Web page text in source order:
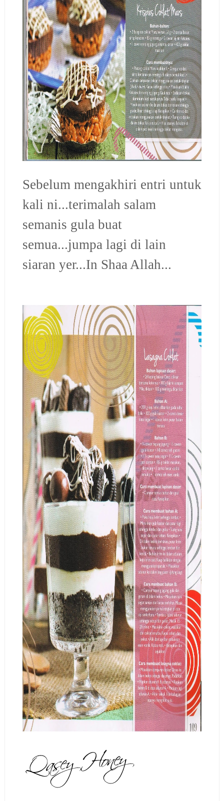
Sebelum mengakhiri entri untuk
kali ni...terimalah salam
semanis gula buat
semua...jumpa lagi di lain
siaran yer...In Shaa Allah...